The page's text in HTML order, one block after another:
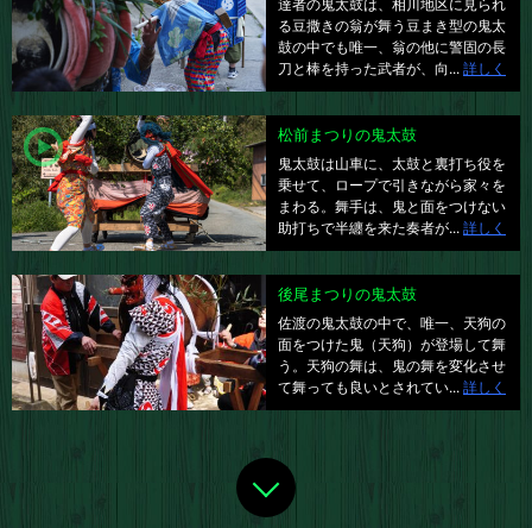
達者の鬼太鼓は、相川地区に見られ
る豆撒きの翁が舞う豆まき型の鬼太
鼓の中でも唯一、翁の他に警固の長
刀と棒を持った武者が、向... 詳しく
松前まつりの鬼太鼓
鬼太鼓は山車に、太鼓と裏打ち役を
乗せて、ロープで引きながら家々を
まわる。舞手は、鬼と面をつけない
助打ちで半纏を来た奏者が... 詳しく
後尾まつりの鬼太鼓
佐渡の鬼太鼓の中で、唯一、天狗の
面をつけた鬼（天狗）が登場して舞
う。天狗の舞は、鬼の舞を変化させ
て舞っても良いとされてい... 詳しく